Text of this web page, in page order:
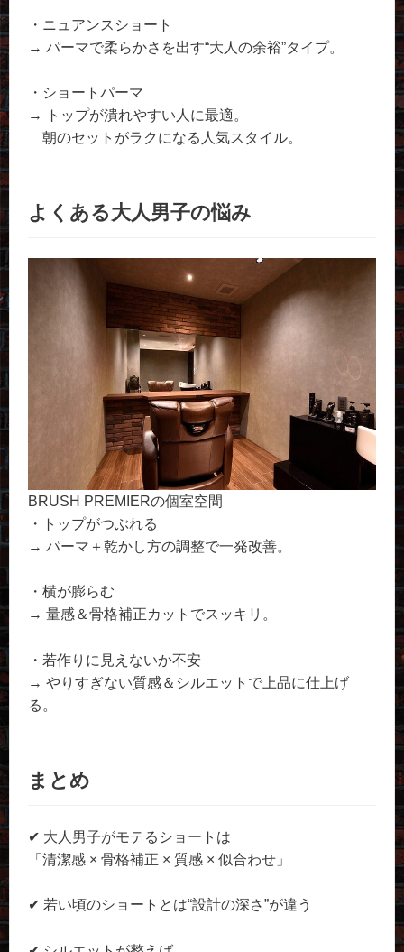
・ニュアンスショート
→ パーマで柔らかさを出す“大人の余裕”タイプ。
・ショートパーマ
→ トップが潰れやすい人に最適。
朝のセットがラクになる人気スタイル。
よくある大人男子の悩み
BRUSH PREMIERの個室空間
・トップがつぶれる
→ パーマ＋乾かし方の調整で一発改善。
・横が膨らむ
→ 量感＆骨格補正カットでスッキリ。
・若作りに見えないか不安
→ やりすぎない質感＆シルエットで上品に仕上げ
る。
まとめ
✔ 大人男子がモテるショートは
「清潔感 × 骨格補正 × 質感 × 似合わせ」
✔ 若い頃のショートとは“設計の深さ”が違う